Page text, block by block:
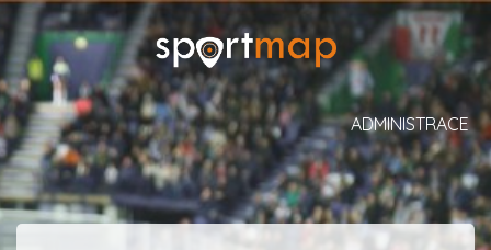
ADMINISTRACE